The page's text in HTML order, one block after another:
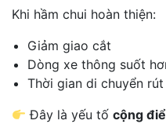
Khi hầm chui hoàn thiện:
Giảm giao cắt
Dòng xe thông suốt
Thời gian di chuyển
Đây là yếu tốcộng